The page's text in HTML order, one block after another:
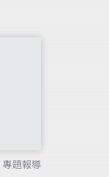
專題報導